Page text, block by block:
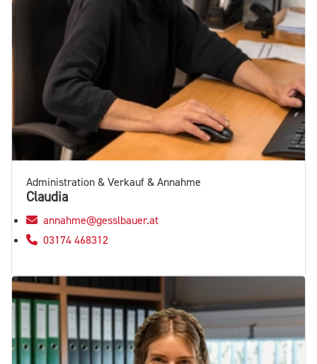
Administration & Verkauf & Annahme
Claudia
annahme@gesslbauer.at
03174 468312